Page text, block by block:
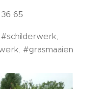
65
#grasmaaien